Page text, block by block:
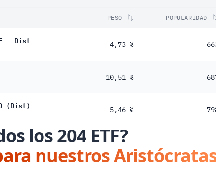
PESO POPULARIDAD
– Dist 4,73 %
10,51 %
(Dist) 5,46 %
los 204 ETF?
nuestros